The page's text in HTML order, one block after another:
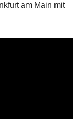
am Main mit